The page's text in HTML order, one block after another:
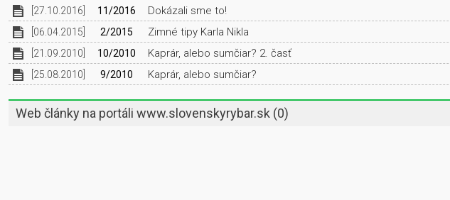
[27.10.2016] 11/2016 Dokázali sme to!
[06.04.2015] 2/2015 Zimné tipy Karla Nikla
[21.09.2010] 10/2010 Kaprár, alebo sumčiar? 2. časť
[25.08.2010] 9/2010 Kaprár, alebo sumčiar?
Web články na portáli www.slovenskyrybar.sk (0)